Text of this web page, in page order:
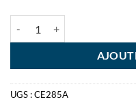
UGS :CE285A